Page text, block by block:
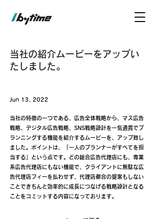
当社の紹介ムービーをアップい
たしました。
Jun 13, 2022
当社の特徴の一つである、広告全体戦略から、マス広告
戦略、デジタル広告戦略、SNS戦略設計を一気通貫でプ
ランニングする機能を紹介するムービーを、アップ致し
ました。ポイントは、「一人のプランナーがすべてを担
当する」という点です。どの総合広告代理店にも、専業
系広告代理店にもない機能で、クライアントに無駄な広
告代理店フィーを払わせず、代理店都合の提案もしない
ことできちんと効率的に成長につなげる戦略設計となる
ことをコミットする内容になっております。